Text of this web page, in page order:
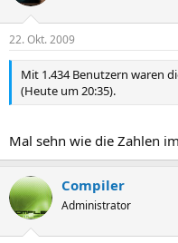
22. Okt. 2009
Mit 1.434 Benutzern waren
(Heute um 20:35).
Mal sehn wie die Zahlen
Compiler
Administrator